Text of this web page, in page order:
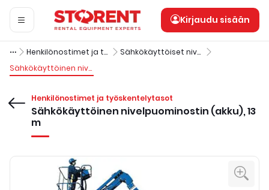
Kirjaudu sisään
Henkilönostimet ja työskentelytasot
Sähkökäyttöiset nivelpuominostimet (akku)
Sähkökäyttöinen nivelpuominostin (akku), 13 m
Henkilönostimet ja työskentelytasot
Sähkökäyttöinen nivelpuominostin (akku), 13
m